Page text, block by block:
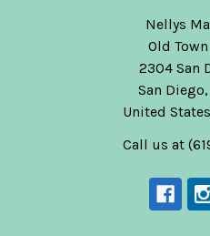
Nellys
Old
2304 San
San Diego,
United
Call us at